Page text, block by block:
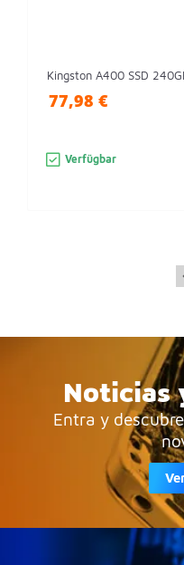
Kingston A400 SSD
77,98 €
Verfügbar
Noticias
Entra y